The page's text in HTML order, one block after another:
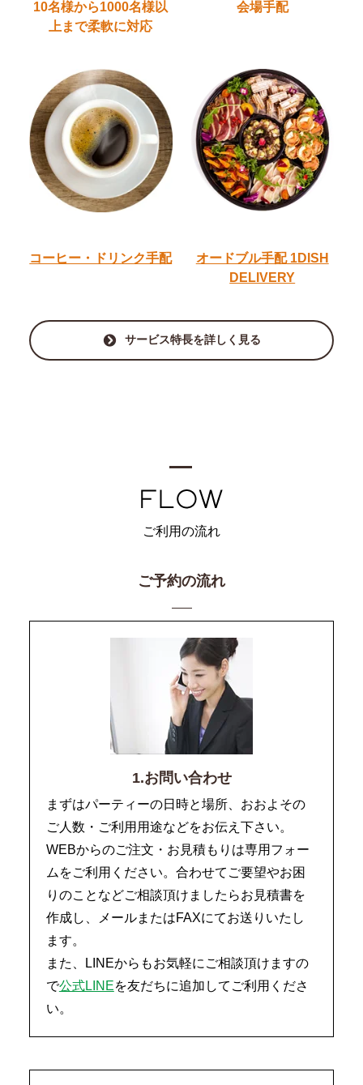
10名様から1000名様以
上 まで柔軟に対応
会場手配
コーヒー・ドリンク手配 オードブル手配1DISH
DELIVERY
サービス特長を詳しく見る
ご利用の流れ
ご予約の流れ
1.お問い合わせ
まずはパーティーの日時と場所、おおよその
ご人数・ご利用用途などをお伝え下さい。
WEBからのご注文・お見積もりは専用フォー
ムをご利用ください。合わせてご要望やお困
りのことなどご相談頂けましたらお見積書を
作成し、メールまたはFAXにてお送りいたし
ます。
また、LINEからもお気軽にご相談頂けますの
で公式LINEを友だちに追加してご利用くださ
い。